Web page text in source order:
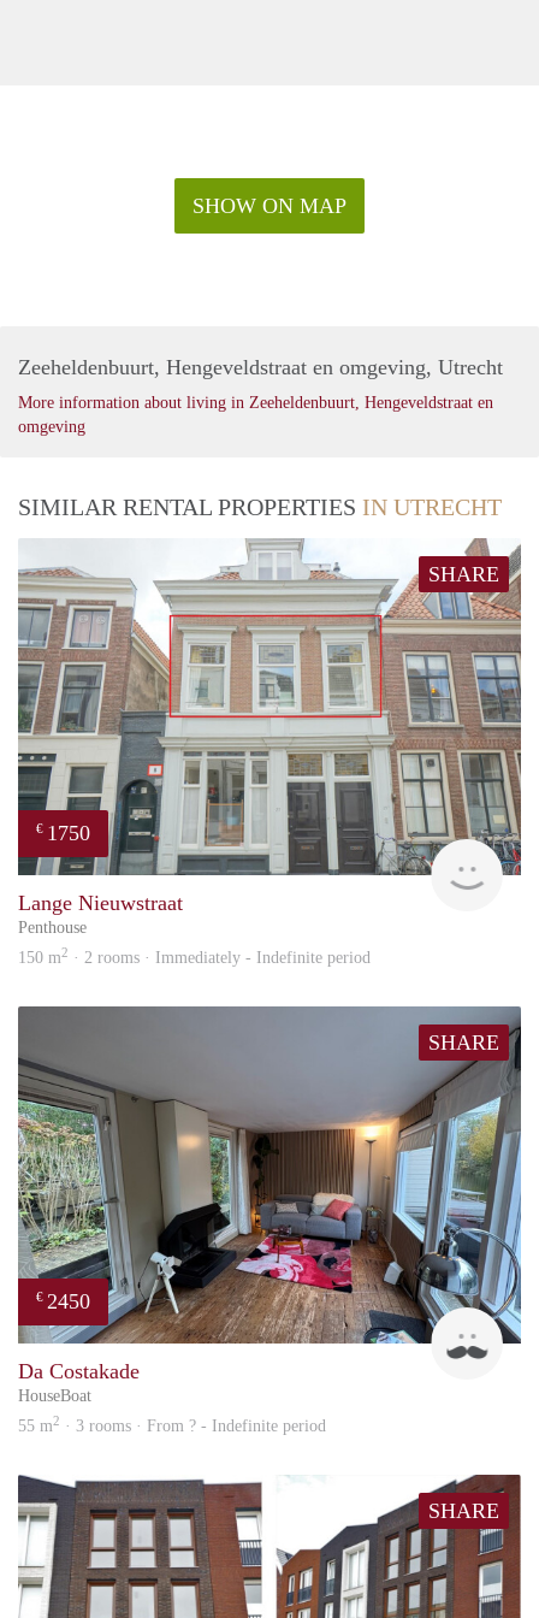
SHOW ON MAP
Zeeheldenbuurt, Hengeveldstraat en omgeving, Utrecht
More information about living in Zeeheldenbuurt, Hengeveldstraat en
omgeving
SIMILAR RENTAL PROPERTIES IN UTRECHT
SHARE
€ 1750
Lange Nieuwstraat
Penthouse
150 m2 · 2 rooms · Immediately - Indefinite period
SHARE
€ 2450
Da Costakade
HouseBoat
55 m2 · 3 rooms · From ? - Indefinite period
SHARE